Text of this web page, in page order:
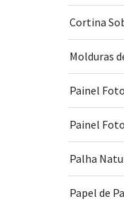
Cortina
Molduras
Painel
Palha